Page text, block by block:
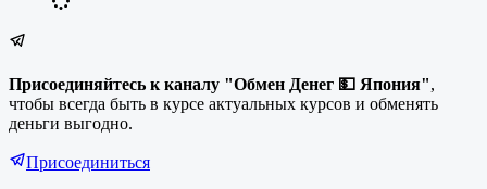
Присоединяйтесь к каналу "Обмен Денег 💵 Япония",
чтобы всегда быть в курсе актуальных курсов и обменять
деньги выгодно.
Присоединиться